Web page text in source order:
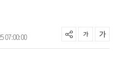
07:00:00